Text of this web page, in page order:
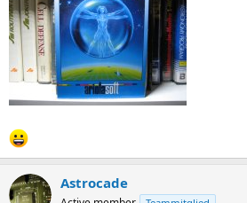
Astrocade